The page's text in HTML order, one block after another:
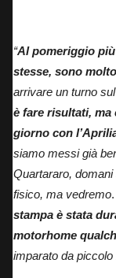
“Al pomeriggio
stesse, sono
arrivare un turno
è fare risultati, ma
giorno con
siamo messi già
Quartararo, domani
fisico, ma vedremo.
stampa è stata
motorhome
imparato da